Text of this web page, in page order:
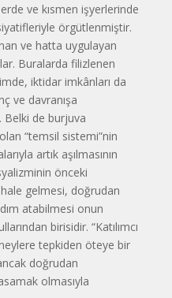
ve kısmen işyerlerinde
örgütlenmiştir.
ve hatta uygulayan
Buralarda filizlenen
iktidar imkânları da
ve davranışa
Belki de burjuva
“temsil sistemi”nin
artık aşılmasının
önceki
gelmesi, doğrudan
atabilmesi onun
birisidir. “Katılımcı
tepkiden öteye bir
doğrudan
olmasıyla